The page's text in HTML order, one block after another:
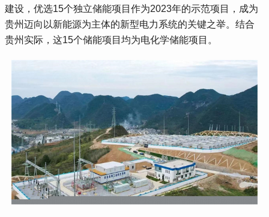
建设，优选15个独立储能项目作为2023年的示范项目，成为
贵州迈向以新能源为主体的新型电力系统的关键之举。结合
贵州实际，这15个储能项目均为电化学储能项目。